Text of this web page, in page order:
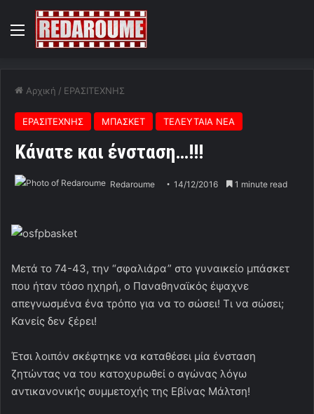
Menu
Αρχική / ΕΡΑΣΙΤΕΧΝΗΣ
ΕΡΑΣΙΤΕΧΝΗΣ ΜΠΑΣΚΕΤ ΤΕΛΕΥΤΑΙΑ ΝΕΑ
Κάνατε και ένσταση…!!!
Redaroume 14/12/2016 1 minute read
Μετά το 74-43, την “σφαλιάρα” στο γυναικείο μπάσκετ
που ήταν τόσο ηχηρή, ο Παναθηναϊκός έψαχνε
απεγνωσμένα ένα τρόπο για να το σώσει! Τι να σώσει;
Κανείς δεν ξέρει!
Έτσι λοιπόν σκέφτηκε να καταθέσει μία ένσταση
ζητώντας να του κατοχυρωθεί ο αγώνας λόγω
αντικανονικής συμμετοχής της Εβίνας Μάλτση!